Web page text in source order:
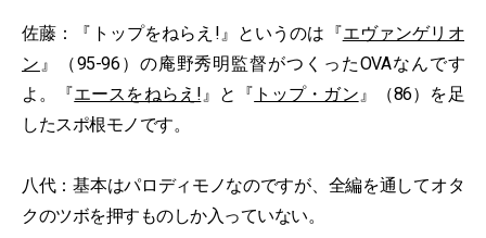
佐藤：『トップをねらえ!』というのは『エヴァンゲリオ
ン 』（95-96）の庵野秀明監督がつくったOVAなんです
よ。『エースをねらえ!』と『 トップ・ガン』（86）を足
したスポ根モノです。
八代：基本はパロディモノなのですが、全編を通してオタ
クのツボを押すものしか入っていない。